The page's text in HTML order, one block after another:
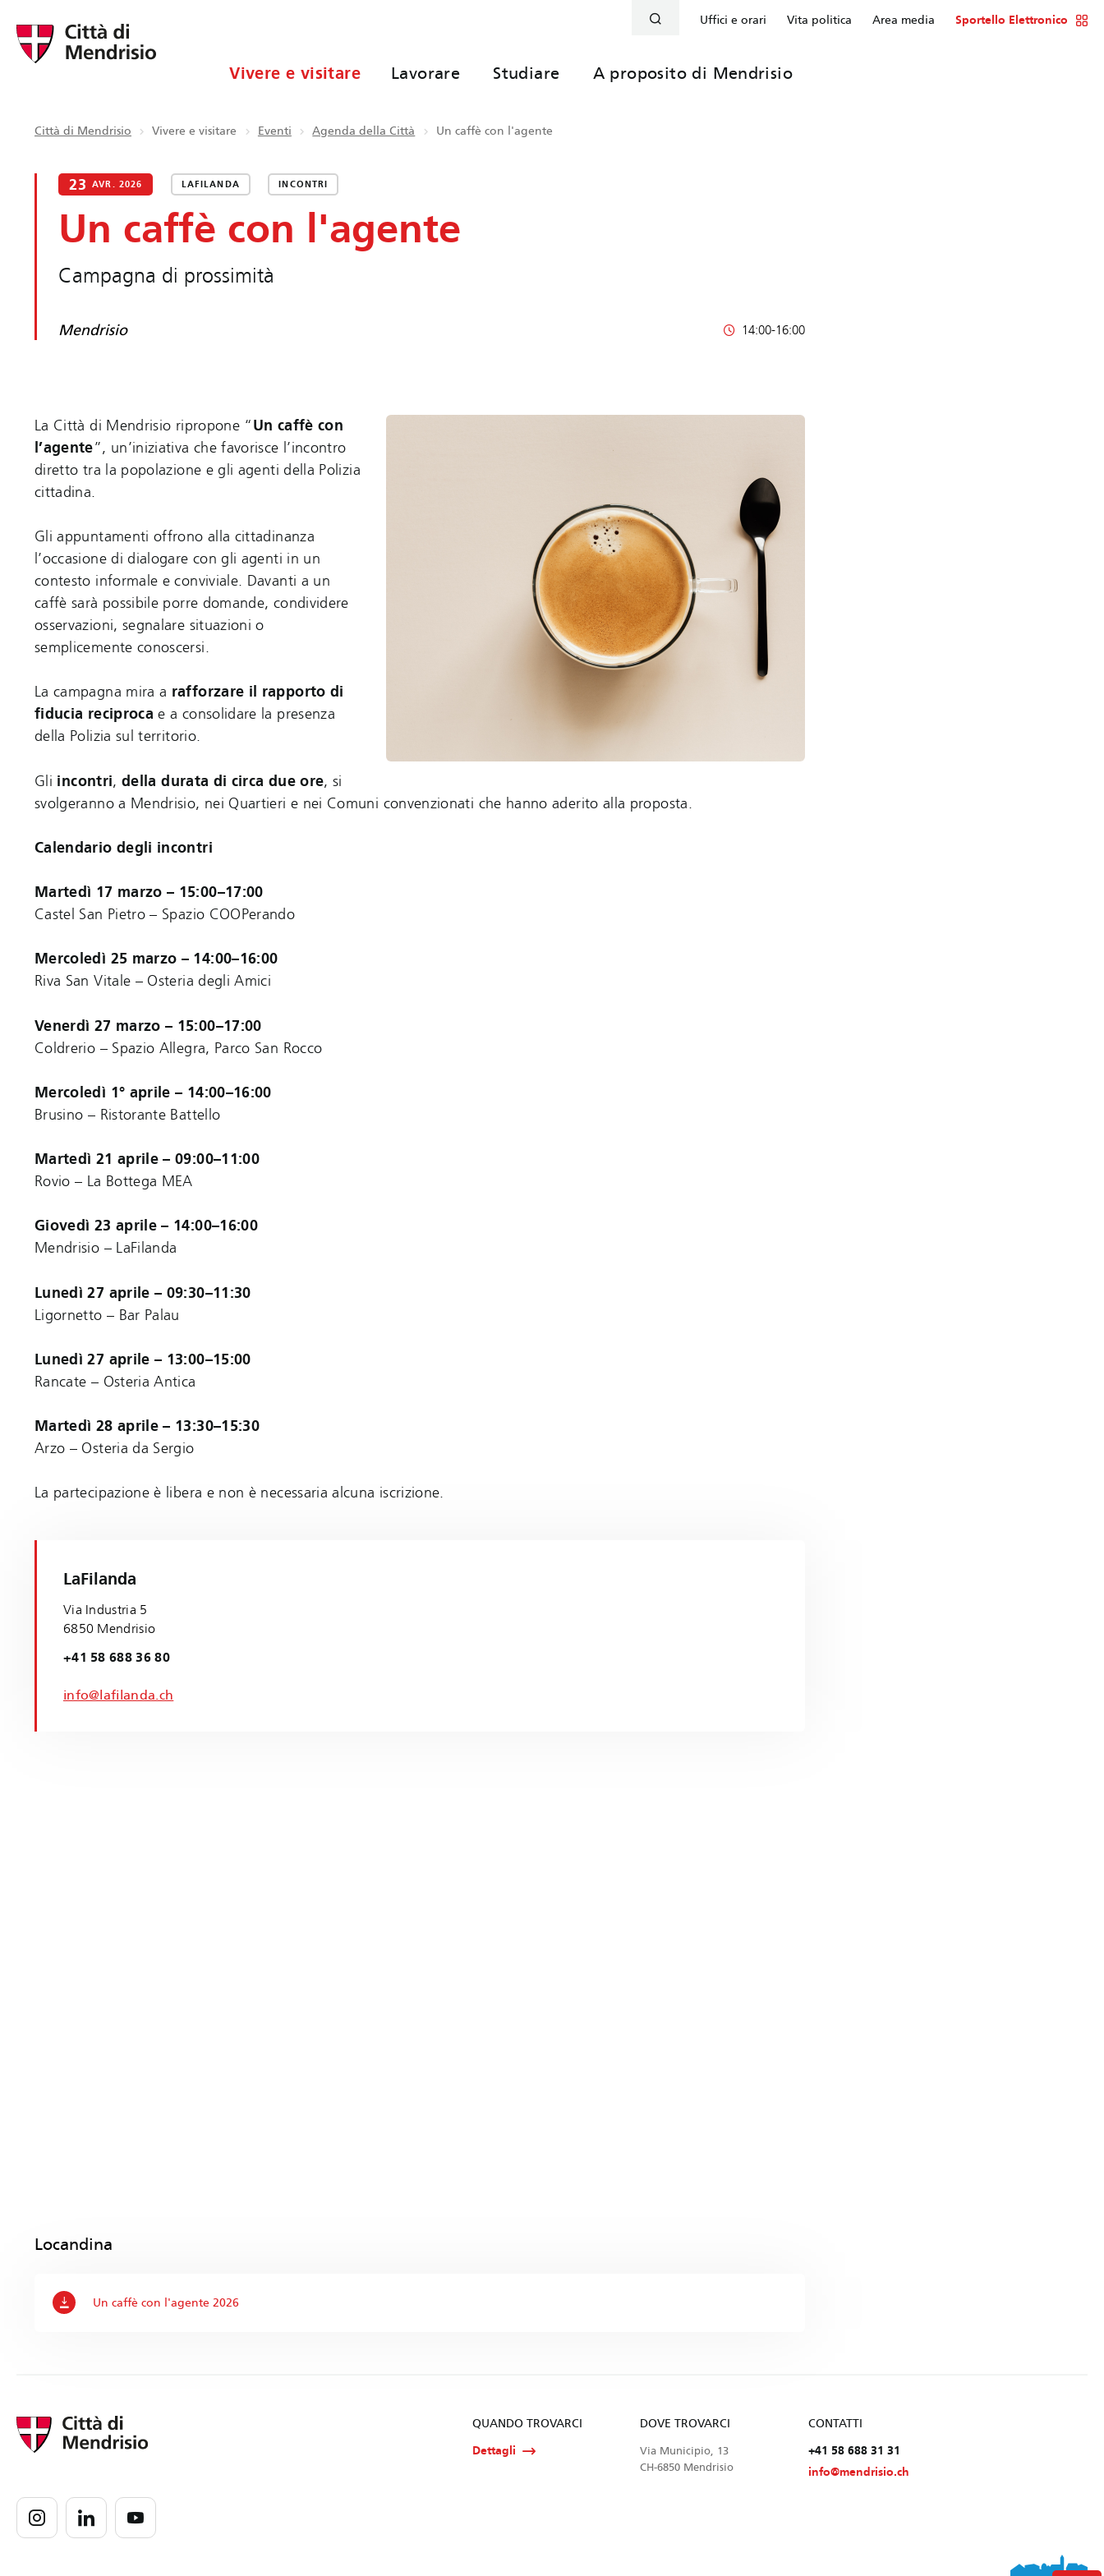
Uffici e orari Vita politica Area media Sportello Elettronico
Vivere e visitare Lavorare Studiare A proposito di Mendrisio
Città di Mendrisio Vivere e visitare Eventi Agenda della Città Un caffè con l'agente
23 AVR. 2026 LAFILANDA INCONTRI
Un caffè con l'agente
Campagna di prossimità
Mendrisio 14:00-16:00
La Città di Mendrisio ripropone “Un caffè con
l’agente”, un’iniziativa che favorisce l’incontro
diretto tra la popolazione e gli agenti della Polizia
cittadina.
Gli appuntamenti offrono alla cittadinanza
l’occasione di dialogare con gli agenti in un
contesto informale e conviviale. Davanti a un
caffè sarà possibile porre domande, condividere
osservazioni, segnalare situazioni o
semplicemente conoscersi.
La campagna mira a rafforzare il rapporto di
fiducia reciproca e a consolidare la presenza
della Polizia sul territorio.
Gli incontri,della durata di circa due ore, si
svolgeranno a Mendrisio, nei Quartieri e nei Comuni convenzionati che hanno aderito alla proposta.
Calendario degli incontri
Martedì 17 marzo – 15:00–17:00
Castel San Pietro – Spazio COOPerando
Mercoledì 25 marzo – 14:00–16:00
Riva San Vitale – Osteria degli Amici
Venerdì 27 marzo – 15:00–17:00
Coldrerio – Spazio Allegra, Parco San Rocco
Mercoledì 1° aprile – 14:00–16:00
Brusino – Ristorante Battello
Martedì 21 aprile – 09:00–11:00
Rovio – La Bottega MEA
Giovedì 23 aprile – 14:00–16:00
Mendrisio – LaFilanda
Lunedì 27 aprile – 09:30–11:30
Ligornetto – Bar Palau
Lunedì 27 aprile – 13:00–15:00
Rancate – Osteria Antica
Martedì 28 aprile – 13:30–15:30
Arzo – Osteria da Sergio
La partecipazione è libera e non è necessaria alcuna iscrizione.
LaFilanda
Via Industria 5
6850 Mendrisio
+41 58 688 36 80
info@lafilanda.ch
Locandina
Un caffè con l'agente 2026
QUANDO TROVARCI
Dettagli
CONTATTI
+41 58 688 31 31
info@mendrisio.ch
DOVE TROVARCI
Via Municipio, 13
CH-6850 Mendrisio